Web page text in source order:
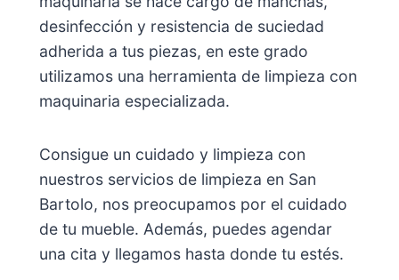
desinfección y resistencia de suciedad
adherida a tus piezas, en este grado
utilizamos una herramienta de limpieza con
maquinaria especializada.
Consigue un cuidado y limpieza con
nuestros servicios de limpieza en San
Bartolo, nos preocupamos por el cuidado
de tu mueble. Además, puedes agendar
una cita y llegamos hasta donde tu estés.